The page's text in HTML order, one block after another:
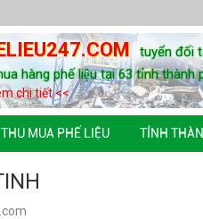
tuyển đối
hàng phế liệu tại 63 tỉnh thành
chi tiết <<
THU MUA PHẾ LIỆU TỈNH